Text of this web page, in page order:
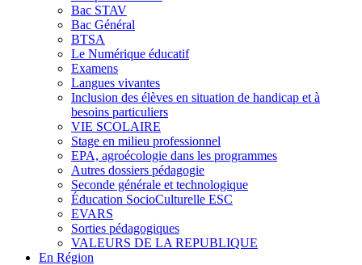
Bac STAV
Bac Général
BTSA
Le Numérique éducatif
Examens
Langues vivantes
Inclusion des élèves en situation de handicap et à
besoins particuliers
VIE SCOLAIRE
Stage en milieu professionnel
EPA, agroécologie dans les programmes
Autres dossiers pédagogie
Seconde générale et technologique
Éducation SocioCulturelle ESC
EVARS
Sorties pédagogiques
VALEURS DE LA REPUBLIQUE
En Région